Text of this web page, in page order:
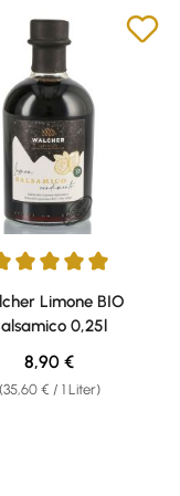
5 SternenBewertung
Limone BIO
0,25l
(35,60 € / 1 Liter)
Regulärer Preis:
8,90 €